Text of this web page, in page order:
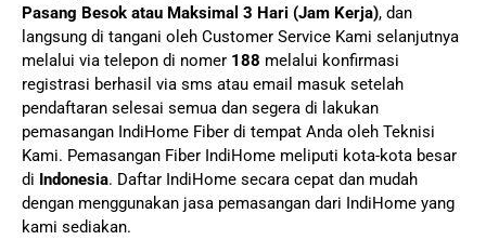
Pasang Besok atau Maksimal 3 Hari (Jam Kerja), dan
langsung di tangani oleh Customer Service Kami selanjutnya
melalui via telepon di nomer 188 melalui konfirmasi
registrasi berhasil via sms atau email masuk setelah
pendaftaran selesai semua dan segera di lakukan
pemasangan IndiHome Fiber di tempat Anda oleh Teknisi
Kami. Pemasangan Fiber IndiHome meliputi kota-kota besar
di Indonesia. Daftar IndiHome secara cepat dan mudah
dengan menggunakan jasa pemasangan dari IndiHome yang
kami sediakan.